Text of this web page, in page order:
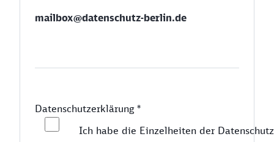
mailbox@datenschutz-berlin.de
Datenschutzerklärung*
Ich habe die Einzelheiten der